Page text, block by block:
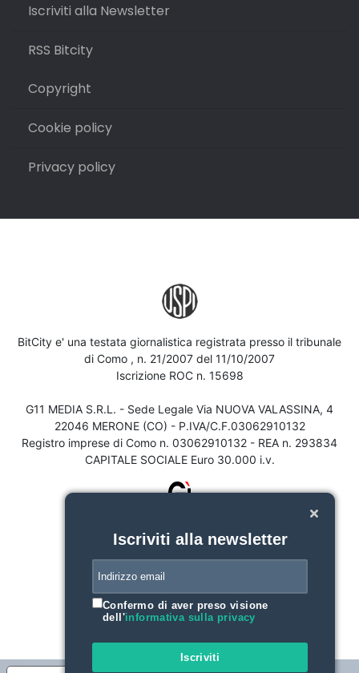
Iscriviti alla Newsletter
RSS Bitcity
Copyright
Cookie policy
Privacy policy
BitCity e' una testata giornalistica registrata presso il tribunale
di Como , n. 21/2007 del 11/10/2007
Iscrizione ROC n. 15698
G11 MEDIA S.R.L. - Sede Legale Via NUOVA VALASSINA, 4
22046 MERONE (CO) - P.IVA/C.F.03062910132
Registro imprese di Como n. 03062910132 - REA n. 293834
CAPITALE SOCIALE Euro 30.000 i.v.
Iscriviti alla newsletter
Confermo di aver preso visione
dell'informativa sulla privacy
Iscriviti